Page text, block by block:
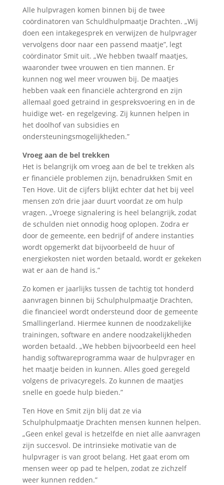
Alle hulpvragen komen binnen bij de twee
coördinatoren van Schuldhulpmaatje Drachten. „Wij
doen een intakegesprek en verwijzen de hulpvrager
vervolgens door naar een passend maatje”, legt
coördinator Smit uit. „We hebben twaalf maatjes,
waaronder twee vrouwen en tien mannen. Er
kunnen nog wel meer vrouwen bij. De maatjes
hebben vaak een financiële achtergrond en zijn
allemaal goed getraind in gespreksvoering en in de
huidige wet- en regelgeving. Zij kunnen helpen in
het doolhof van subsidies en
ondersteuningsmogelijkheden.”
Vroeg aan de bel trekken
Het is belangrijk om vroeg aan de bel te trekken als
er financiële problemen zijn, benadrukken Smit en
Ten Hove. Uit de cijfers blijkt echter dat het bij veel
mensen zo’n drie jaar duurt voordat ze om hulp
vragen. „Vroege signalering is heel belangrijk, zodat
de schulden niet onnodig hoog oplopen. Zodra er
door de gemeente, een bedrijf of andere instanties
wordt opgemerkt dat bijvoorbeeld de huur of
energiekosten niet worden betaald, wordt er gekeken
wat er aan de hand is.”
Zo komen er jaarlijks tussen de tachtig tot honderd
aanvragen binnen bij Schulphulpmaatje Drachten,
die financieel wordt ondersteund door de gemeente
Smallingerland. Hiermee kunnen de noodzakelijke
trainingen, software en andere noodzakelijkheden
worden betaald. „We hebben bijvoorbeeld een heel
handig softwareprogramma waar de hulpvrager en
het maatje beiden in kunnen. Alles goed geregeld
volgens de privacyregels. Zo kunnen de maatjes
snelle en goede hulp bieden.”
Ten Hove en Smit zijn blij dat ze via
Schulphulpmaatje Drachten mensen kunnen helpen.
„Geen enkel geval is hetzelfde en niet alle aanvragen
zijn succesvol. De intrinsieke motivatie van de
hulpvrager is van groot belang. Het gaat erom om
mensen weer op pad te helpen, zodat ze zichzelf
weer kunnen redden.”